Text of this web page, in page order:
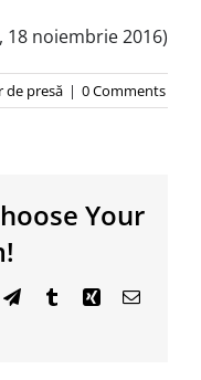
18 noiembrie 2016)
de presă | 0 Comments
Your
TelegramTumblrXing Email